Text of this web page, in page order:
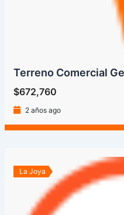
Terreno Comercial
$672,760
2 años ago
La Joya